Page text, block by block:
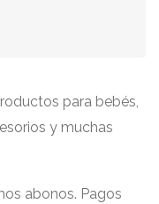
para bebés,
y muchas
abonos. Pagos